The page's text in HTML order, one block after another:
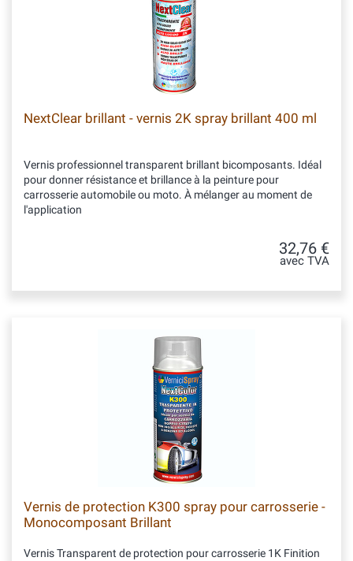
NextClear brillant - vernis 2K spray brillant 400 ml
Vernis professionnel transparent brillant bicomposants. Idéal
pour donner résistance et brillance à la peinture pour
carrosserie automobile ou moto. À mélanger au moment de
l'application
32,76 €
avec TVA
Vernis de protection K300 spray pour carrosserie -
Monocomposant Brillant
Vernis Transparent de protection pour carrosserie 1K Finition